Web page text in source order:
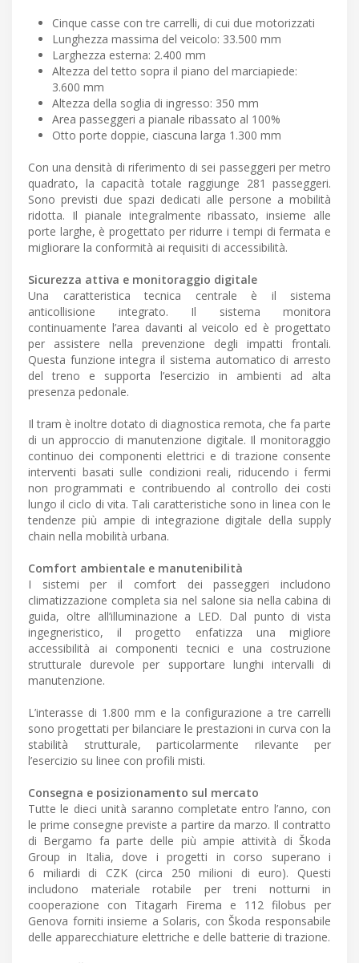
Cinque casse con tre carrelli, di cui due motorizzati
Lunghezza massima del veicolo: 33.500 mm
Larghezza esterna: 2.400 mm
Altezza del tetto sopra il piano del marciapiede:
3.600 mm
Altezza della soglia di ingresso: 350 mm
Area passeggeri a pianale ribassato al 100%
Otto porte doppie, ciascuna larga 1.300 mm
Con una densità di riferimento di sei passeggeri per metro
quadrato, la capacità totale raggiunge 281 passeggeri.
Sono previsti due spazi dedicati alle persone a mobilità
ridotta. Il pianale integralmente ribassato, insieme alle
porte larghe, è progettato per ridurre i tempi di fermata e
migliorare la conformità ai requisiti di accessibilità.
Sicurezza attiva e monitoraggio digitale
Una caratteristica tecnica centrale è il sistema
anticollisione integrato. Il sistema monitora
continuamente l’area davanti al veicolo ed è progettato
per assistere nella prevenzione degli impatti frontali.
Questa funzione integra il sistema automatico di arresto
del treno e supporta l’esercizio in ambienti ad alta
presenza pedonale.
Il tram è inoltre dotato di diagnostica remota, che fa parte
di un approccio di manutenzione digitale. Il monitoraggio
continuo dei componenti elettrici e di trazione consente
interventi basati sulle condizioni reali, riducendo i fermi
non programmati e contribuendo al controllo dei costi
lungo il ciclo di vita. Tali caratteristiche sono in linea con le
tendenze più ampie di integrazione digitale della supply
chain nella mobilità urbana.
Comfort ambientale e manutenibilità
I sistemi per il comfort dei passeggeri includono
climatizzazione completa sia nel salone sia nella cabina di
guida, oltre all’illuminazione a LED. Dal punto di vista
ingegneristico, il progetto enfatizza una migliore
accessibilità ai componenti tecnici e una costruzione
strutturale durevole per supportare lunghi intervalli di
manutenzione.
L’interasse di 1.800 mm e la configurazione a tre carrelli
sono progettati per bilanciare le prestazioni in curva con la
stabilità strutturale, particolarmente rilevante per
l’esercizio su linee con profili misti.
Consegna e posizionamento sul mercato
Tutte le dieci unità saranno completate entro l’anno, con
le prime consegne previste a partire da marzo. Il contratto
di Bergamo fa parte delle più ampie attività di Škoda
Group in Italia, dove i progetti in corso superano i
6 miliardi di CZK (circa 250 milioni di euro). Questi
includono materiale rotabile per treni notturni in
cooperazione con Titagarh Firema e 112 filobus per
Genova forniti insieme a Solaris, con Škoda responsabile
delle apparecchiature elettriche e delle batterie di trazione.